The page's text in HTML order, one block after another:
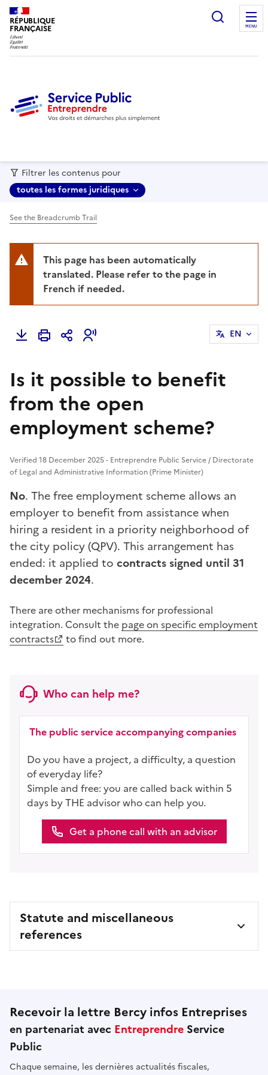
RÉPUBLIQUE
FRANÇAISE MENU
Filtrer les contenus pour
toutes les formes juridiques
See the Breadcrumb Trail
This page has been automatically
translated. Please refer to the page in
French if needed.
EN
Is it possible to benefit
from the open
employment scheme?
Verified 18 December 2025 - Entreprendre Public Service / Directorate
of Legal and Administrative Information (Prime Minister)
No. The free employment scheme allows an
employer to benefit from assistance when
hiring a resident in a priority neighborhood of
the city policy (QPV). This arrangement has
ended: it applied to contracts signed until 31
december 2024.
There are other mechanisms for professional
integration. Consult the page on specific employment
contracts
to find out more.
Who can help me?
The public service accompanying companies
Do you have a project, a difficulty, a question
of everyday life?
Simple and free: you are called back within 5
days by THE advisor who can help you.
Get a phone call with an advisor
Statute and miscellaneous
references
Recevoir la lettre Bercy infos Entreprises
en partenariat avec Entreprendre Service
Public
Chaque semaine, les dernières actualités fiscales,